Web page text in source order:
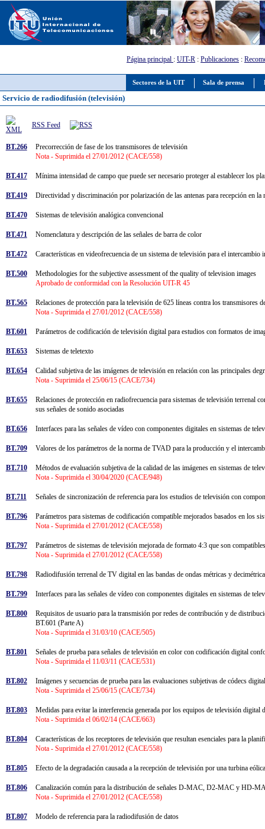
Sectores de la UIT Sala de prensa
Página principal : UIT-R : Publicaciones :
Servicio de radiodifusión (televisión)
RSS Feed
BT.266
Precorrección de fase de los transmisores de televisión
Nota - Suprimida el 27/01/2012 (CACE/558)
BT.417 Mínima intensidad de campo que puede ser necesario proteger al establecer los
BT.419 Directividad y discriminación por polarización de las antenas para recepción en
BT.470 Sistemas de televisión analógica convencional
BT.471 Nomenclatura y descripción de las señales de barra de color
BT.472 Características en videofrecuencia de un sistema de televisión para el
BT.500
Methodologies for the subjective assessment of the quality of television images
Aprobado de conformidad con la Resolución UIT-R 45
BT.565
Relaciones de protección para la televisión de 625 líneas contra los
Nota - Suprimida el 27/01/2012 (CACE/558)
BT.601 Parámetros de codificación de televisión digital para estudios con formatos de
BT.653 Sistemas de teletexto
BT.654
Calidad subjetiva de las imágenes de televisión en relación con las principales
Nota - Suprimida el 25/06/15 (CACE/734)
BT.655
Relaciones de protección en radiofrecuencia para sistemas de televisión terrenal
sus señales de sonido asociadas
BT.656 Interfaces para las señales de vídeo con componentes digitales en sistemas de
BT.709 Valores de los parámetros de la norma de TVAD para la producción y el
BT.710
Métodos de evaluación subjetiva de la calidad de las imágenes en sistemas de
Nota - Suprimida el 30/04/2020 (CACE/948)
BT.711 Señales de sincronización de referencia para los estudios de televisión con
BT.796
Parámetros para sistemas de codificación compatible mejorados basados en los
Nota - Suprimida el 27/01/2012 (CACE/558)
BT.797
Parámetros de sistemas de televisión mejorada de formato 4:3 que son
Nota - Suprimida el 27/01/2012 (CACE/558)
BT.798 Radiodifusión terrenal de TV digital en las bandas de ondas métricas y
BT.799 Interfaces para las señales de vídeo con componentes digitales en sistemas de
BT.800
Requisitos de usuario para la transmisión por redes de contribución y de
BT.601 (Parte A)
Nota - Suprimida el 31/03/10 (CACE/505)
BT.801
Señales de prueba para señales de televisión en color con codificación digital
Nota - Suprimida el 11/03/11 (CACE/531)
BT.802
Imágenes y secuencias de prueba para las evaluaciones subjetivas de códecs
Nota - Suprimida el 25/06/15 (CACE/734)
BT.803
Medidas para evitar la interferencia generada por los equipos de televisión digital
Nota - Suprimida el 06/02/14 (CACE/663)
BT.804
Características de los receptores de televisión que resultan esenciales para la
Nota - Suprimida el 27/01/2012 (CACE/558)
BT.805 Efecto de la degradación causada a la recepción de televisión por una turbina
BT.806
Canalización común para la distribución de señales D-MAC, D2-MAC y HD-
Nota - Suprimida el 27/01/2012 (CACE/558)
BT.807 Modelo de referencia para la radiodifusión de datos